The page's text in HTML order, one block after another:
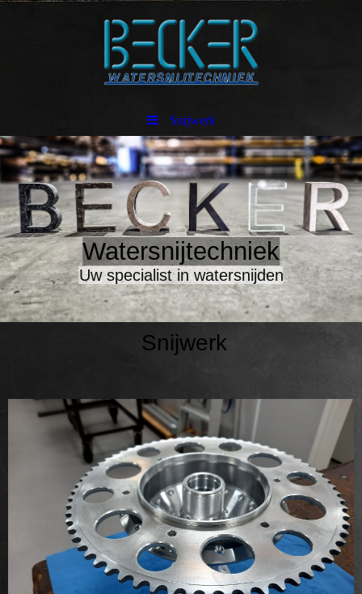
Snijwerk
Watersnijtechniek
Uw specialist in watersnijden
Snijwerk